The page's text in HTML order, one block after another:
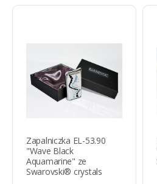
Zapalniczka EL-53.90
"Wave Black
Aquamarine" ze
Swarovski® crystals